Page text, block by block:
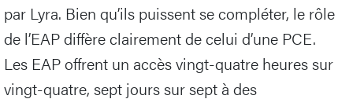
par Lyra. Bien qu’ils puissent se compléter, le rôle
de l’EAP diffère clairement de celui d’une PCE.
Les EAP offrent un accès vingt-quatre heures sur
vingt-quatre, sept jours sur sept à des